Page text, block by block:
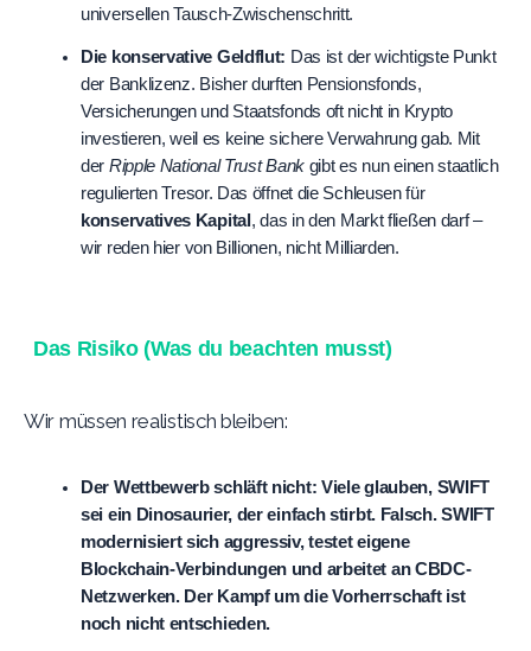
universellen Tausch-Zwischenschritt.
Die konservative Geldflut: Das ist der wichtigste Punkt
der Banklizenz. Bisher durften Pensionsfonds,
Versicherungen und Staatsfonds oft nicht in Krypto
investieren, weil es keine sichere Verwahrung gab. Mit
der Ripple National Trust Bank gibt es nun einen staatlich
regulierten Tresor. Das öffnet die Schleusen für
konservatives Kapital , das in den Markt fließen darf –
wir reden hier von Billionen, nicht Milliarden.
Das Risiko (Was du beachten musst)
Wir müssen realistisch bleiben:
Der Wettbewerb schläft nicht: Viele glauben, SWIFT
sei ein Dinosaurier, der einfach stirbt. Falsch. SWIFT
modernisiert sich aggressiv, testet eigene
Blockchain-Verbindungen und arbeitet an CBDC-
Netzwerken. Der Kampf um die Vorherrschaft ist
noch nicht entschieden.